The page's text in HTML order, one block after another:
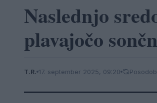
Naslednjo
plavajočo
T.R. 17. september 2025, 09:20